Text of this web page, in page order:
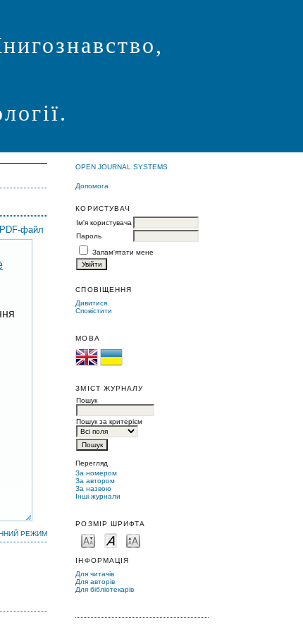
OPEN JOURNAL SYSTEMS
Допомога
КОРИСТУВАЧ
Ім'я користувача
Пароль
Запам'ятати мене
СПОВІЩЕННЯ
Дивитися
Сповістити
МОВА
ЗМІСТ ЖУРНАЛУ
Пошук
Пошук за критерієм
Перегляд
За номером
За автором
За назвою
Інші журнали
РОЗМІР ШРИФТА
ІНФОРМАЦІЯ
Для читачів
Для авторів
Для бібліотекарів
файл
РЕЖИМ